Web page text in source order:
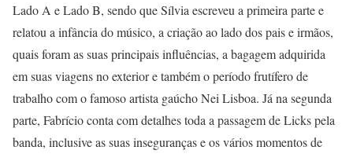
Lado A e Lado B, sendo que Sílvia escreveu a primeira parte e
relatou a infância do músico, a criação ao lado dos pais e irmãos,
quais foram as suas principais influências, a bagagem adquirida
em suas viagens no exterior e também o período frutífero de
trabalho com o famoso artista gaúcho Nei Lisboa. Já na segunda
parte, Fabrício conta com detalhes toda a passagem de Licks pela
banda, inclusive as suas inseguranças e os vários momentos de